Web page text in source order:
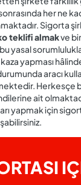
her ne
Sigorta
teklifi almakve
yasal
yapması
aracı
Herkesçe
ait
yapmak için